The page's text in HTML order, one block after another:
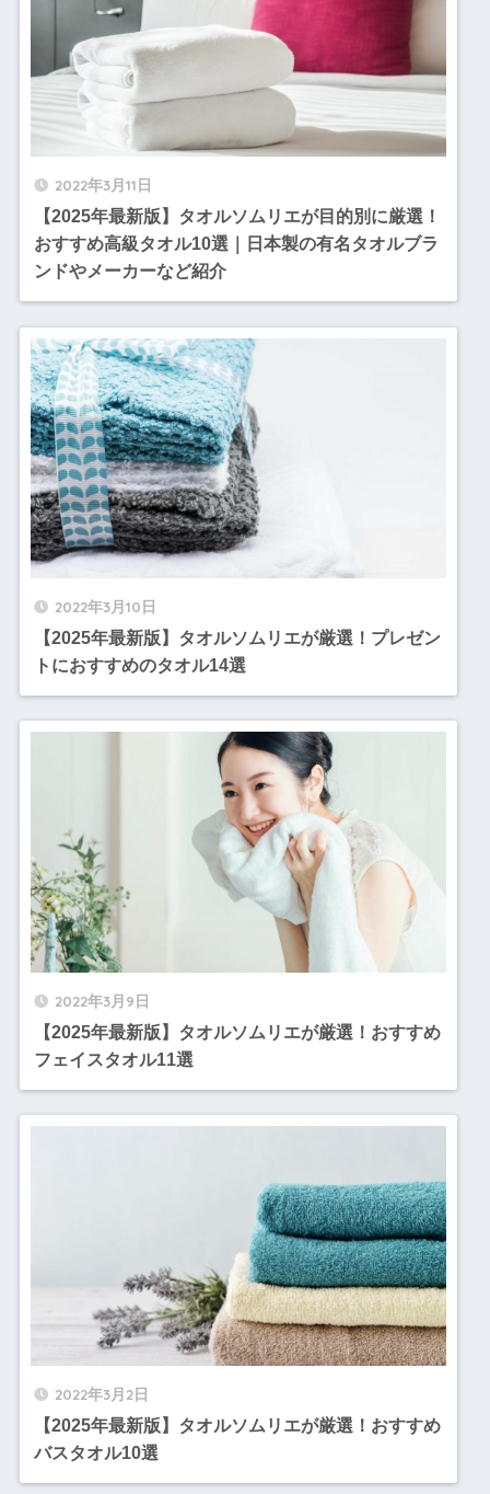
2022年3月11日
【2025年最新版】タオルソムリエが目的別に厳選！
おすすめ高級タオル10選｜日本製の有名タオルブラ
ンドやメーカーなど紹介
2022年3月10日
【2025年最新版】タオルソムリエが厳選！プレゼン
トにおすすめのタオル14選
2022年3月9日
【2025年最新版】タオルソムリエが厳選！おすすめ
フェイスタオル11選
2022年3月2日
【2025年最新版】タオルソムリエが厳選！おすすめ
バスタオル10選